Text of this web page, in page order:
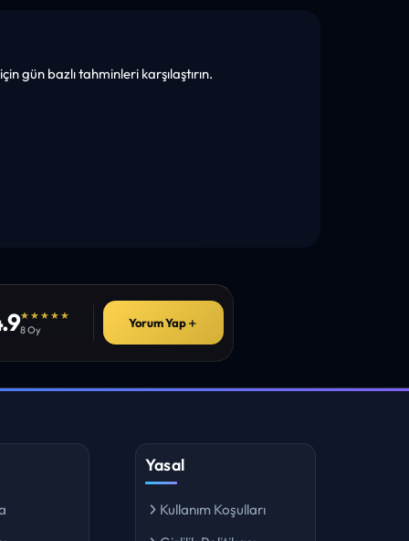
gün bazlı tahminleri karşılaştırın.
★★★★★
8 Oy
Yorum Yap＋
Yasal
Kullanım Koşulları